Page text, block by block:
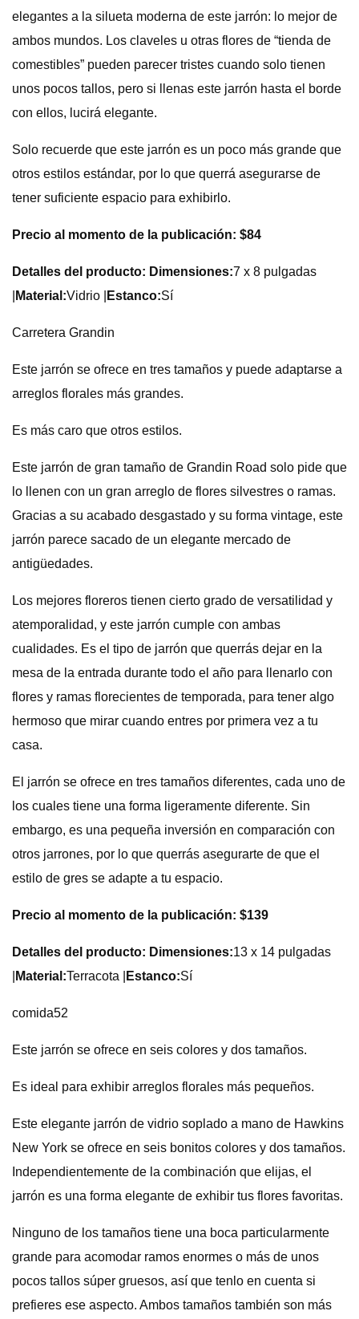
elegantes a la silueta moderna de este jarrón: lo mejor de
ambos mundos. Los claveles u otras flores de “tienda de
comestibles” pueden parecer tristes cuando solo tienen
unos pocos tallos, pero si llenas este jarrón hasta el borde
con ellos, lucirá elegante.
Solo recuerde que este jarrón es un poco más grande que
otros estilos estándar, por lo que querrá asegurarse de
tener suficiente espacio para exhibirlo.
Precio al momento de la publicación: $84
Detalles del producto: Dimensiones:7 x 8 pulgadas
Material:Vidrio | Estanco:Sí
Carretera Grandin
Este jarrón se ofrece en tres tamaños y puede adaptarse a
arreglos florales más grandes.
Es más caro que otros estilos.
Este jarrón de gran tamaño de Grandin Road solo pide que
lo llenen con un gran arreglo de flores silvestres o ramas.
Gracias a su acabado desgastado y su forma vintage, este
jarrón parece sacado de un elegante mercado de
antigüedades.
Los mejores floreros tienen cierto grado de versatilidad y
atemporalidad, y este jarrón cumple con ambas
cualidades. Es el tipo de jarrón que querrás dejar en la
mesa de la entrada durante todo el año para llenarlo con
flores y ramas florecientes de temporada, para tener algo
hermoso que mirar cuando entres por primera vez a tu
casa.
El jarrón se ofrece en tres tamaños diferentes, cada uno de
los cuales tiene una forma ligeramente diferente. Sin
embargo, es una pequeña inversión en comparación con
otros jarrones, por lo que querrás asegurarte de que el
estilo de gres se adapte a tu espacio.
Precio al momento de la publicación: $139
Detalles del producto: Dimensiones:13 x 14 pulgadas
Material:Terracota | Estanco:Sí
comida52
Este jarrón se ofrece en seis colores y dos tamaños.
Es ideal para exhibir arreglos florales más pequeños.
Este elegante jarrón de vidrio soplado a mano de Hawkins
New York se ofrece en seis bonitos colores y dos tamaños.
Independientemente de la combinación que elijas, el
jarrón es una forma elegante de exhibir tus flores favoritas.
Ninguno de los tamaños tiene una boca particularmente
grande para acomodar ramos enormes o más de unos
pocos tallos súper gruesos, así que tenlo en cuenta si
prefieres ese aspecto. Ambos tamaños también son más